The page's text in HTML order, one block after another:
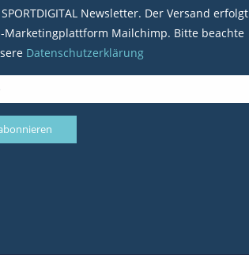
Newsletter. Der Versand erfolgt
Marketingplattform Mailchimp. Bitte beachte
Datenschutzerklärung